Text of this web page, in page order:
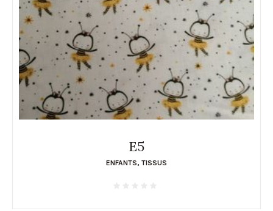
E5
ENFANTS, TISSUS